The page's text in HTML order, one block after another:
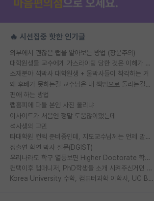
🔥 시선집중 핫한 인기글
외부에서 괜찮은 랩을 알아보는 방법 (장문주의)
대학원생들 교수에게 가스라이팅 당한 것은 이해가 갑니다. 안타깝네요.
소재분야 석박사 대학원생 + 물박사들이 착각하는 거
왜 후배가 못하는걸 교수님은 내 책임으로 돌리는걸까요?
편애 하는 방법
랩홈피에 다들 본인 사진 올리냐
이사이트가 처음엔 정말 도움많이됐는데
석사생의 고민
타대학원 컨텍 준비중인데, 지도교수님께는 언제 말씀드려야 할까요?
정출연 학연 박사 질문(DGIST)
우리나라도 학구 열풍보면 Higher Doctorate 학위가 필요하다고 봅니다.
컨택이후 랩매니저, PhD학생들 소개 시켜주신거면 거의 컨펌에 가깝나요?
Korea University 수학, 컴퓨터과학 이학사, UC Berkeley 산업공학 대학원 공학박사가 되는 것은 쉽지 않겠죠?